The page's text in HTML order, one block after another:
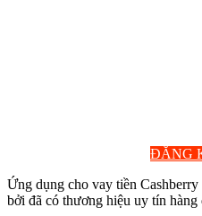
ĐĂNG
Ứng dụng cho vay tiền
bởi đã có thương hiệu uy tín